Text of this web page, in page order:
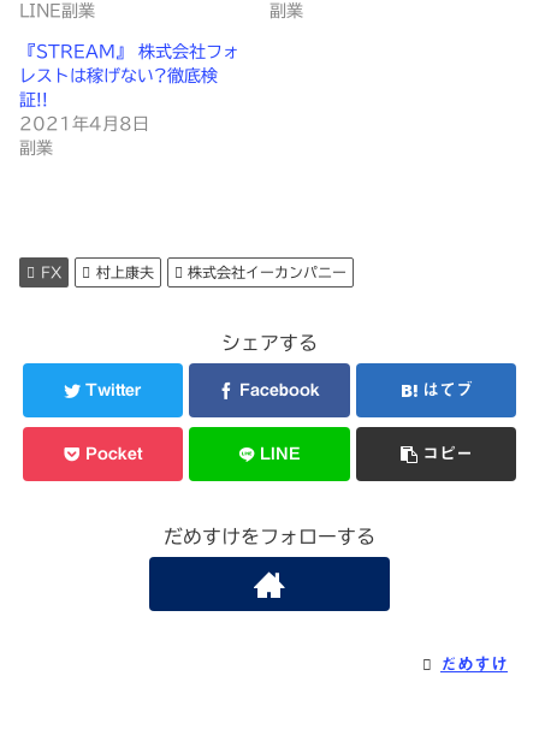
LINE副業
副業
『STREAM』 株式会社フォ
レストは稼げない?徹底検
証!!
2021年4月8日
副業
FX 村上康夫 株式会社イーカンパニー
シェアする
Twitter Facebook はてブ
Pocket LINE コピー
だめすけをフォローする
だめすけ